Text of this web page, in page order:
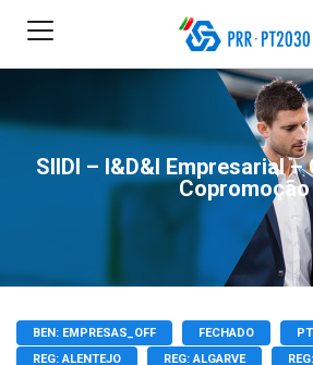
SIIDI – I&D&I Empresarial –
Copromoção
BEN: EMPRESAS_OFF FECHADO
REG: ALENTEJO
REG: ALGARVE